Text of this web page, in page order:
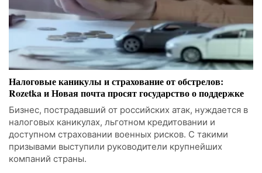
Налоговые каникулы и страхование от обстрелов:
Rozetka и Новая почта просят государство о поддержке
Бизнес, пострадавший от российских атак, нуждается в
налоговых каникулах, льготном кредитовании и
доступном страховании военных рисков. С такими
призывами выступили руководители крупнейших
компаний страны.